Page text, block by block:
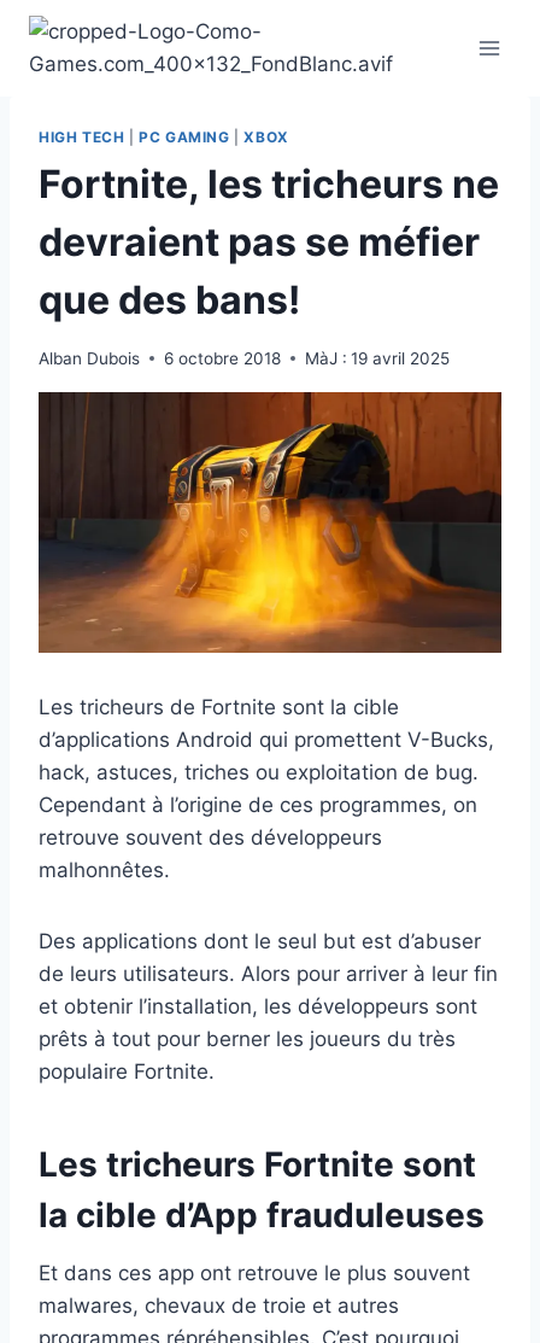
Aller
contenu
HIGH TECH |PC GAMING |XBOX
Fortnite, les tricheurs ne
devraient pas se méfier
que des bans!
Alban Dubois 6 octobre 2018 MàJ : 19 avril 2025
Les tricheurs de Fortnite sont la cible
d’applications Android qui promettent V-Bucks,
hack, astuces, triches ou exploitation de bug.
Cependant à l’origine de ces programmes, on
retrouve souvent des développeurs
malhonnêtes.
Des applications dont le seul but est d’abuser
de leurs utilisateurs. Alors pour arriver à leur fin
et obtenir l’installation, les développeurs sont
prêts à tout pour berner les joueurs du très
populaire Fortnite.
Les tricheurs Fortnite sont
la cible d’App frauduleuses
Et dans ces app ont retrouve le plus souvent
malwares, chevaux de troie et autres
programmes répréhensibles. C’est pourquoi